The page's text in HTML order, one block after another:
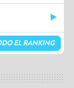
EL RANKING